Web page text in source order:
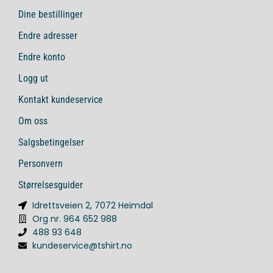
Dine bestillinger
Endre adresser
Endre konto
Logg ut
Kontakt kundeservice
Om oss
Salgsbetingelser
Personvern
Størrelsesguider
Idrettsveien 2, 7072 Heimdal
Org nr. 964 652 988
488 93 648
kundeservice@tshirt.no